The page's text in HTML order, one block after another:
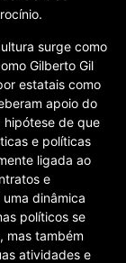
surge como
Gilberto Gil
estatais como
apoio do
hipótese de que
e políticas
ligada ao
e
dinâmica
políticos se
mas também
atividades e